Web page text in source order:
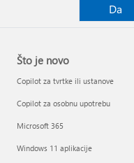
Da
Što je novo
Copilot za tvrtke ili ustanove
Copilot za osobnu upotrebu
Microsoft 365
Windows 11 aplikacije